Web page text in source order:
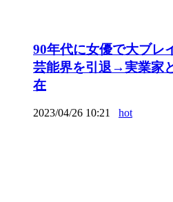
90年代に女優で大ブレ
芸能界を引退→実業家
在
2023/04/26 10:21 hot